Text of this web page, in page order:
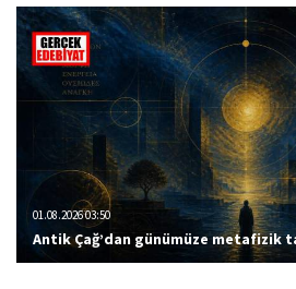
01.08.2026 03:50
Antik Çağ’dan günümüze metafizik